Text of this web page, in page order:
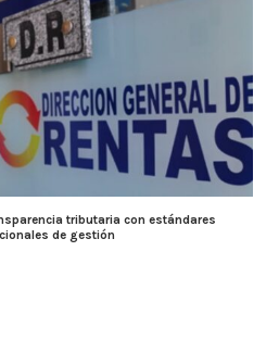
tributaria con estándares
de gestión